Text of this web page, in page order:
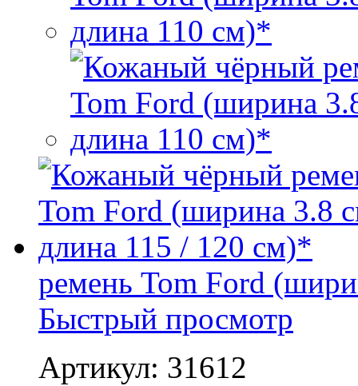
ремень Tom Ford
Быстрый просмотр
Артикул: 31612